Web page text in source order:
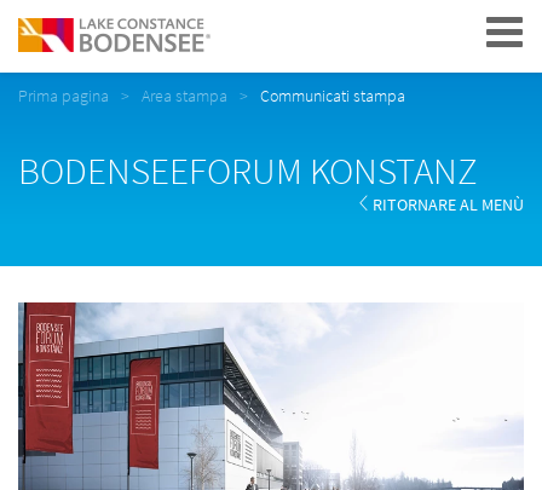
Navigation
Prima pagina Area stampa Communicati stampa
BODENSEEFORUM KONSTANZ
RITORNARE AL MENÙ